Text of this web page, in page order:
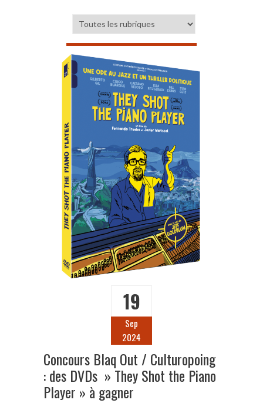
19
Sep
2024
Concours Blaq Out / Culturopoing
: des DVDs » They Shot the Piano
Player » à gagner